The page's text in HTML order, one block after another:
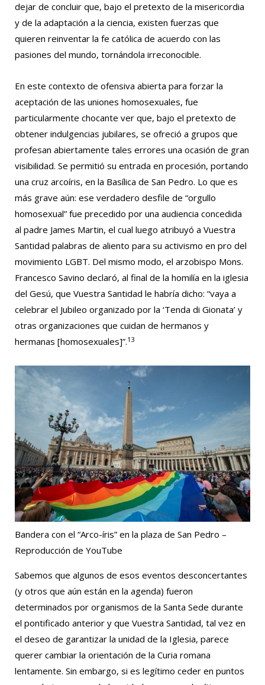
dejar de concluir que, bajo el pretexto de la misericordia
y de la adaptación a la ciencia, existen fuerzas que
quieren reinventar la fe católica de acuerdo con las
pasiones del mundo, tornándola irreconocible.
En este contexto de ofensiva abierta para forzar la
aceptación de las uniones homosexuales, fue
particularmente chocante ver que, bajo el pretexto de
obtener indulgencias jubilares, se ofreció a grupos que
profesan abiertamente tales errores una ocasión de gran
visibilidad. Se permitió su entrada en procesión, portando
una cruz arcoíris, en la Basílica de San Pedro. Lo que es
más grave aún: ese verdadero desfile de “orgullo
homosexual” fue precedido por una audiencia concedida
al padre James Martin, el cual luego atribuyó a Vuestra
Santidad palabras de aliento para su activismo en pro del
movimiento LGBT. Del mismo modo, el arzobispo Mons.
Francesco Savino declaró, al final de la homilía en la iglesia
del Gesú, que Vuestra Santidad le habría dicho: “vaya a
celebrar el Jubileo organizado por la ‘Tenda di Gionata’ y
otras organizaciones que cuidan de hermanos y
hermanas [homosexuales]”.13
Bandera con el “Arco-íris” en la plaza de San Pedro –
Reproducción de YouTube
Sabemos que algunos de esos eventos desconcertantes
(y otros que aún están en la agenda) fueron
determinados por organismos de la Santa Sede durante
el pontificado anterior y que Vuestra Santidad, tal vez en
el deseo de garantizar la unidad de la Iglesia, parece
querer cambiar la orientación de la Curia romana
lentamente. Sin embargo, si es legítimo ceder en puntos